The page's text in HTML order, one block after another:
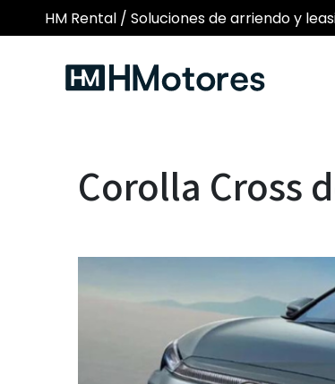
HM Rental / Soluciones de arriendo y
Corolla Cross